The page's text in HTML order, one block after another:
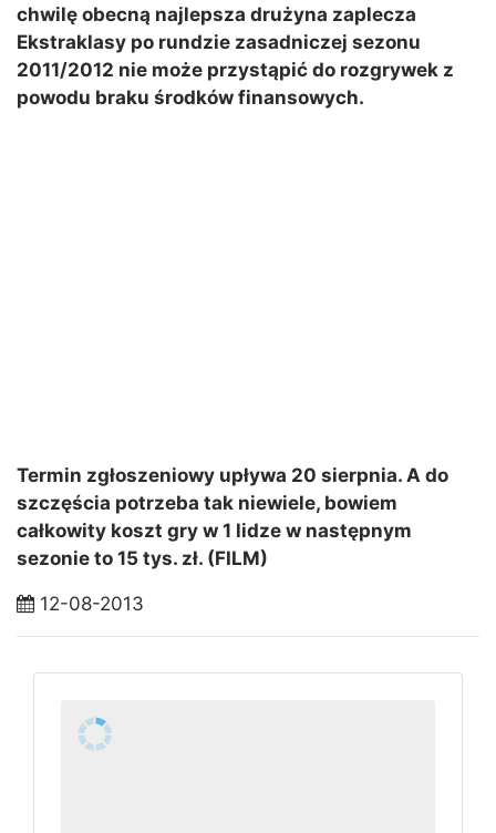
chwilę obecną najlepsza drużyna zaplecza
Ekstraklasy po rundzie zasadniczej sezonu
2011/2012 nie może przystąpić do rozgrywek z
powodu braku środków finansowych.
Termin zgłoszeniowy upływa 20 sierpnia. A do
szczęścia potrzeba tak niewiele, bowiem
całkowity koszt gry w 1 lidze w następnym
sezonie to 15 tys. zł. (FILM)
12-08-2013